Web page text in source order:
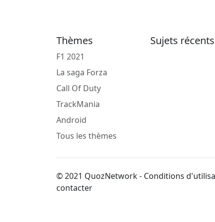
Thèmes
F1 2021
La saga Forza
Call Of Duty
TrackMania
Android
Tous les thèmes
Sujets récents
© 2021 QuozNetwork - Conditions
contacter